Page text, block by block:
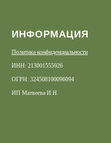
ИНФОРМАЦИЯ
Политика конфиденциальности
ИНН: 213001555926
ОГРН: 324508100096094
ИП Матвеева И.Н.